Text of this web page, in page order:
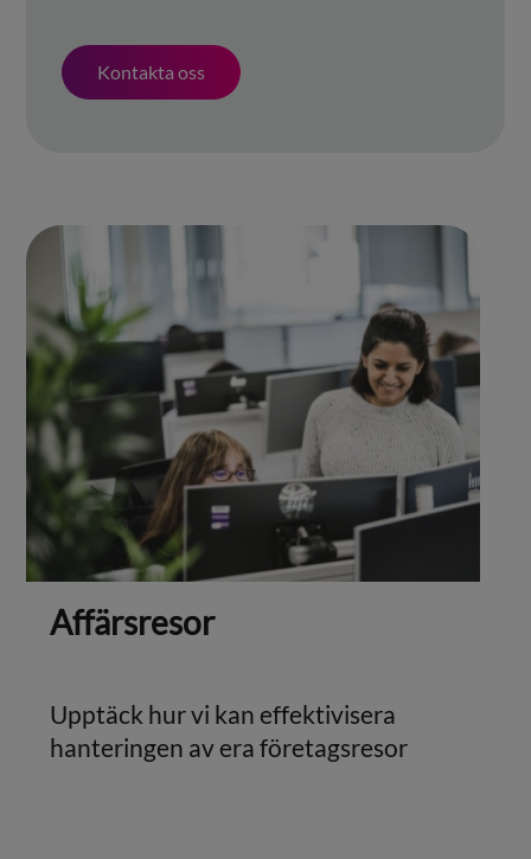
Kontakta oss
Affärsresor
Upptäck hur vi kan effektivisera
hanteringen av era företagsresor